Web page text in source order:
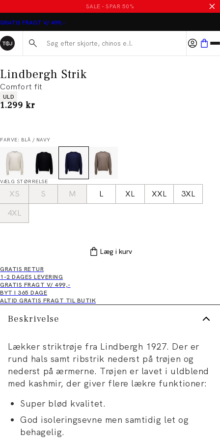
SALE - SPAR 50%
GRATIS FRAGT V/ 499,-
Søg her...
Lindbergh Strik
Comfort fit
Produkt egenskaber
ULD
I alt (inkl. rabat)
1.299 kr
FARVE: BLÅ / NAVY
VÆLG STØRRELSE
XS S M L XL XXL
3XL
4XL
Læg i kurv
GRATIS RETUR
1-2 DAGES LEVERING
GRATIS FRAGT V/ 499,-
BYT I 365 DAGE
ALTID GRATIS FRAGT TIL BUTIK
Beskrivelse
Lækker striktrøje fra Lindbergh 1927. Der er
rund hals samt ribstrik nederst på trøjen og
nederst på ærmerne. Trøjen er lavet i uldblend
med kashmir, der giver flere lækre funktioner:
Super blød kvalitet.
God isoleringsevne men samtidig let og
behagelig.